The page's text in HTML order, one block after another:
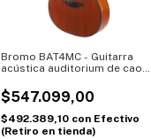
Bromo BAT4MC - Guitarra
acústica auditorium de caoba
Bromo BAT4MC
$547.099,00
$492.389,10 con Efectivo
(Retiro en tienda)